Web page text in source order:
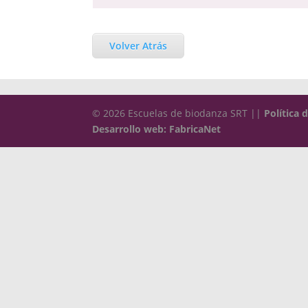
Volver Atrás
© 2026 Escuelas de biodanza SRT || Política
Desarrollo web: FabricaNet